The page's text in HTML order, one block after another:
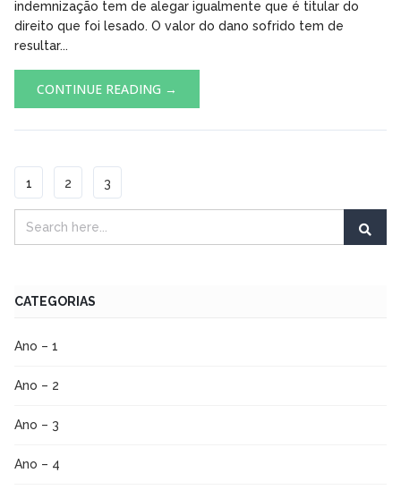
indemnização tem de alegar igualmente que é titular do
direito que foi lesado. O valor do dano sofrido tem de
resultar...
CONTINUE READING →
1 2 3
CATEGORIAS
Ano – 1
Ano – 2
Ano – 3
Ano – 4